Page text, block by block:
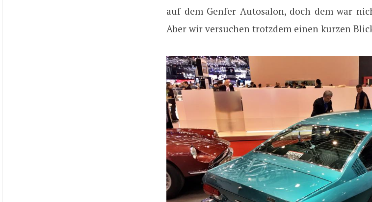
auf dem Genfer Autosalon, doch dem war
Aber wir versuchen trotzdem einen kurzen